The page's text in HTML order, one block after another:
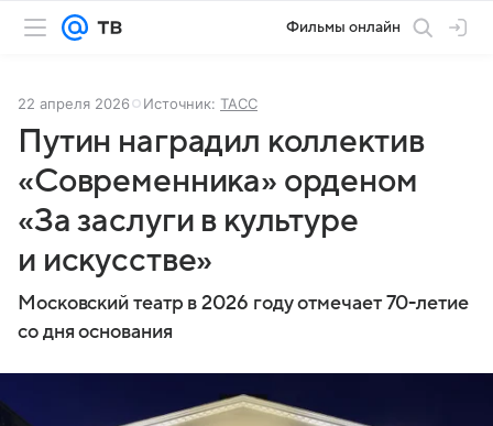
Фильмы онлайн
22 апреля 2026 Источник: ТАСС
Путин наградил коллектив
«Современника» орденом
«За заслуги в культуре
и искусстве»
Московский театр в 2026 году отмечает 70-летие
со дня основания